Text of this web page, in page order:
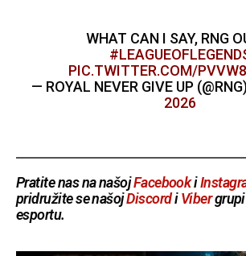
WHAT CAN I SAY, RNG
PIC.TWITTER.COM/
— ROYAL NEVER GIVE UP
2026
Pratite nas na našojFacebooki
pridružite se našojDiscordiVibergrupi
esportu.